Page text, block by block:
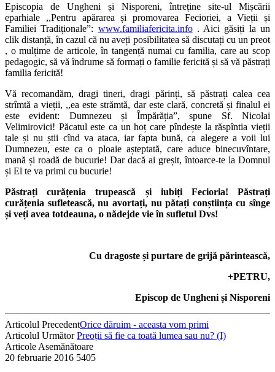
Episcopia de Ungheni și Nisporeni, întreține site-ul Mișcării
eparhiale ,,Pentru apărarea și promovarea Fecioriei, a Vieții și
Familiei Tradiționale”: www.familiafericita.info. Aici găsiți la un
clik distanță, în cazul că nu aveți posibilitatea să discutați cu un preot
, o mulțime de articole, în tangență numai cu familia, care au scop
pedagogic, să vă îndrume să formați o familie fericită și să vă păstrați
familia fericită!
Vă recomandăm, dragi tineri, dragi părinți, să păstrați calea cea
strîmtă a vieții, ,,ea este strămtă, dar este clară, concretă și finalul ei
este evident: Dumnezeu și Împărăția”, spune Sf. Nicolai
Velimirovici! Păcatul este ca un hoț care pîndește la răspîntia vieții
tale și nu știi cînd va ataca, iar fapta bună, ca alegere a voii lui
Dumnezeu, este ca o ploaie așteptată, care aduce binecuvîntare,
mană și roadă de bucurie! Dar dacă ai greșit, întoarce-te la Domnul
și El te va primi cu bucurie!
Păstrați curățenia trupească și iubiți Fecioria! Păstrați
curățenia sufletească, nu avortați, nu pătați conștiința cu sînge
și veți avea totdeauna, o nădejde vie în sufletul Dvs!
Cu dragoste și purtare de grijă părintească,
+PETRU,
Episcop de Ungheni și Nisporeni
Articolul PrecedentOrice dăruim - aceasta vom primi
Articolul UrmătorPreoții să fie ca toată lumea sau nu? (I)
Articole Asemănătoare
20 februarie 2016 5405